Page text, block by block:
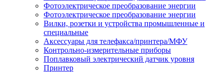
Фотоэлектрическое преобразование энергии
Фотоэлектрическое преобразование энергии
Вилки, розетки и устройства промышленные и
специальные
Аксессуары для телефакса/принтера/МФУ
Контрольно-измерительные приборы
Поплавковый электрический датчик уровня
Принтер